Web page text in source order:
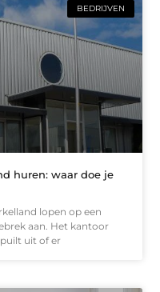
BEDRIJVEN
huren: waar doe je
lopen op een
aan. Het kantoor
uit of er